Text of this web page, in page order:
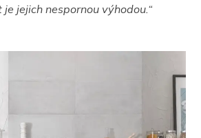
jejich nespornou výhodou.“